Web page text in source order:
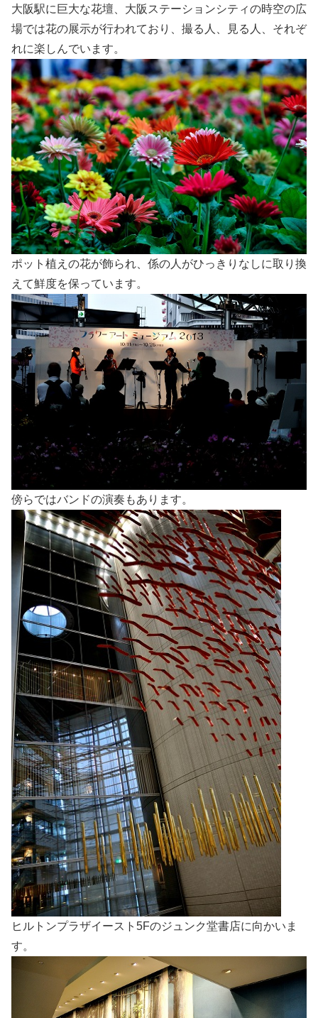
大阪駅に巨大な花壇、大阪ステーションシティの時空の広
場では花の展示が行われており、撮る人、見る人、それぞ
れに楽しんでいます。
ポット植えの花が飾られ、係の人がひっきりなしに取り換
えて鮮度を保っています。
傍らではバンドの演奏もあります。
ヒルトンプラザイースト5Fのジュンク堂書店に向かいま
す。